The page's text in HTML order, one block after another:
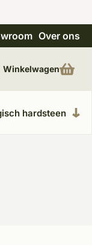
Unieke
Over ons
hardsteen
Winkelwagen